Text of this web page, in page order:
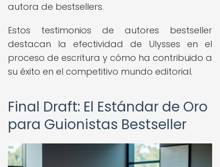
autora de bestsellers.
Estos testimonios de autores bestseller
destacan la efectividad de Ulysses en el
proceso de escritura y cómo ha contribuido a
su éxito en el competitivo mundo editorial.
Final Draft: El Estándar de Oro
para Guionistas Bestseller